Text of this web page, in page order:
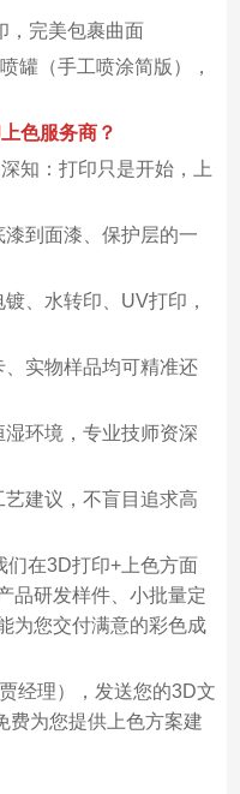
完美包裹曲面
（手工喷涂简版），
色服务商？
知：打印只是开始，上
漆到面漆、保护层的一
、水转印、UV打印，
、实物样品均可精准还
湿环境，专业技师资深
艺建议，不盲目追求高
们在3D打印+上色方面
品研发样件、小批量定
为您交付满意的彩色成
经理），发送您的3D文
费为您提供上色方案建